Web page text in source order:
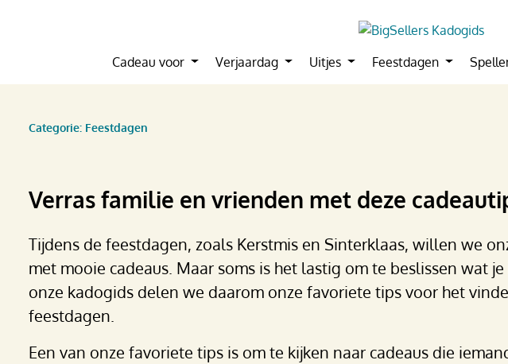
Cadeau voor Verjaardag Uitjes Feestdagen
Categorie: Feestdagen
Verras familie en vrienden met deze
Tijdens de feestdagen, zoals Kerstmis en Sinterklaas, willen we
met mooie cadeaus. Maar soms is het lastig om te beslissen wat
onze kadogids delen we daarom onze favoriete tips voor het
feestdagen.
Een van onze favoriete tips is om te kijken naar cadeaus die